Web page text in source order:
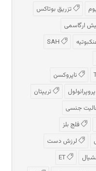
تزریق بوتاکس
ارگاسمی
ناپروکسن
پروپرانولول
تریپتان
جنسی
فلج بلز
لرزش دست